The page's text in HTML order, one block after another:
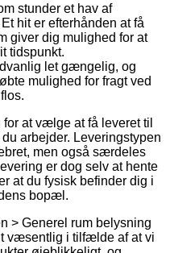
stunder et hav af
hit er efterhånden at få
giver dig mulighed for at
tidspunkt.
let gængelig, og
mulighed for fragt ved
at vælge at få leveret til
arbejder. Leveringstypen
men også særdeles
er dog selv at hente
at du fysisk befinder dig i
bopæl.
> Generel rum belysning
væsentlig i tilfælde af at vi